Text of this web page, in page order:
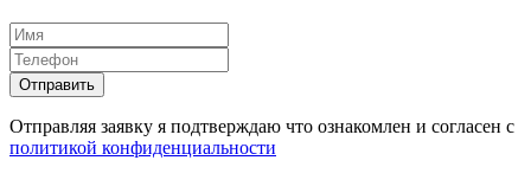
Отправляя заявку я подтверждаю что ознакомлен и согласен с
политикой конфиденциальности